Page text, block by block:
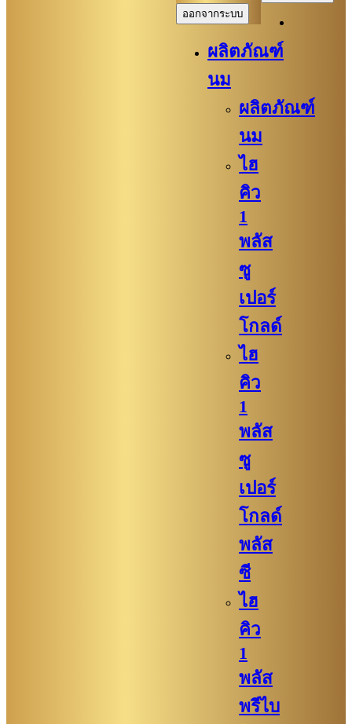
ออกจากระบบ
ผลิตภัณฑ์
นม
ผลิตภัณฑ์
นม
ไฮ
คิว
1
พลัส
ซู
เปอร์
โกลด์
ไฮ
คิว
1
พลัส
ซู
เปอร์
โกลด์
พลัส
ซี
ไฮ
คิว​
1
พลัส
พรีไบ